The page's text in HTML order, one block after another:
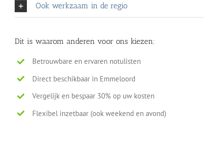
Ook werkzaam in de regio
Dit is waarom anderen voor ons kiezen:
Betrouwbare en ervaren notulisten
Direct beschikbaar in Emmeloord
Vergelijk en bespaar 30% op uw kosten
Flexibel inzetbaar (ook weekend en avond)